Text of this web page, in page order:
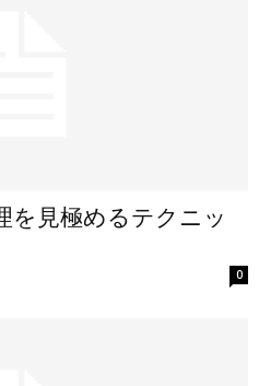
を見極めるテクニッ
0